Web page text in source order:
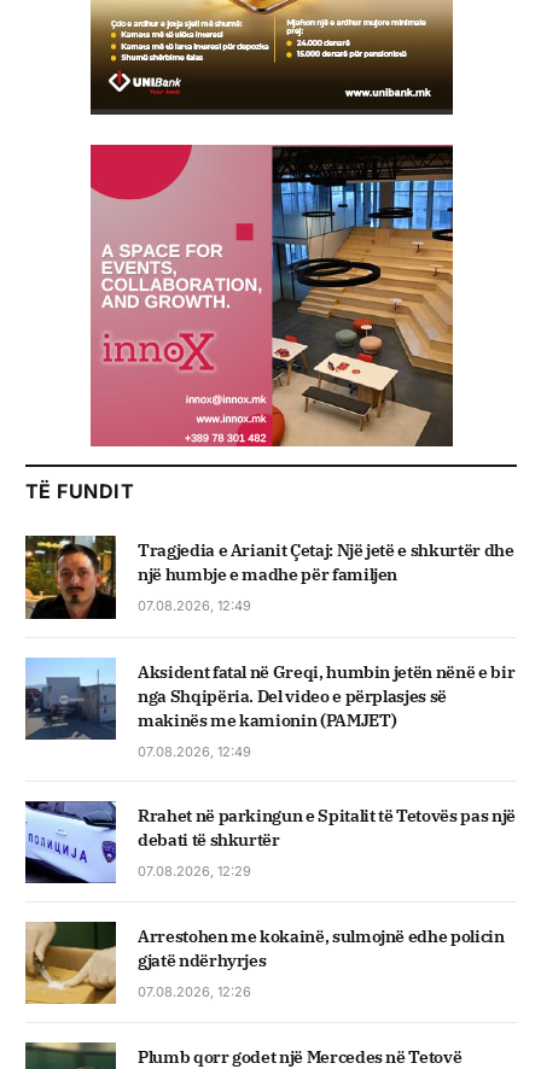
TË FUNDIT
Tragjedia e Arianit Çetaj: Një jetë e shkurtër dhe
një humbje e madhe për familjen
07.08.2026, 12:49
Aksident fatal në Greqi, humbin jetën nënë e bir
nga Shqipëria. Del video e përplasjes së
makinës me kamionin (PAMJET)
07.08.2026, 12:49
Rrahet në parkingun e Spitalit të Tetovës pas një
debati të shkurtër
07.08.2026, 12:29
Arrestohen me kokainë, sulmojnë edhe policin
gjatë ndërhyrjes
07.08.2026, 12:26
Plumb qorr godet një Mercedes në Tetovë